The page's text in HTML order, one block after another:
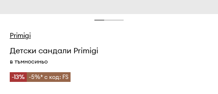
Primigi
Детски сандали Primigi
в тъмносиньо
-13% -5%* с код: FS